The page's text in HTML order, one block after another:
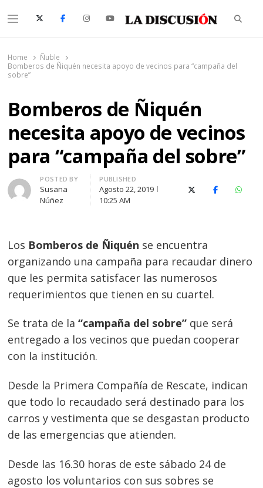
Menu
Home
Ñuble
Bomberos de Ñiquén necesita apoyo de vecinos para “campaña del
sobre”
Bomberos de Ñiquén
necesita apoyo de vecinos
para “campaña del sobre”
Author
POSTED BY
Susana
Núñez
PUBLISHED
Agosto 22, 2019
10:25 AM
X (Twitter)Facebook
Los Bomberos de Ñiquén se encuentra
organizando una campaña para recaudar dinero
que les permita satisfacer las numerosos
requerimientos que tienen en su cuartel.
Se trata de la“campaña del sobre” que será
entregado a los vecinos que puedan cooperar
con la institución.
Desde la Primera Compañía de Rescate, indican
que todo lo recaudado será destinado para los
carros y vestimenta que se desgastan producto
de las emergencias que atienden.
Desde las 16.30 horas de este sábado 24 de
agosto los voluntarios con sus sobres se